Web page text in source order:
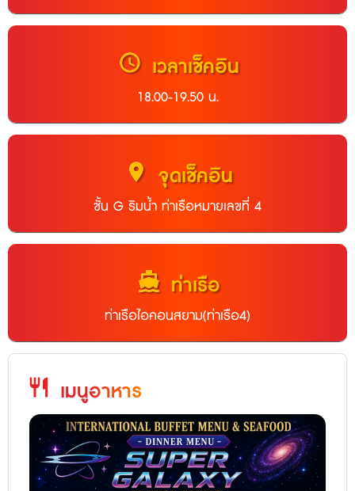
schedule เวลาเช็คอิน
18.00-19.50 น.
location_on จุดเช็คอิน
ชั้น G ริมน้ำ ท่าเรือหมายเลขที่ 4
directions_boat ท่าเรือ
ท่าเรือไอคอนสยาม(ท่าเรือ4)
restaurant เมนูอาหาร